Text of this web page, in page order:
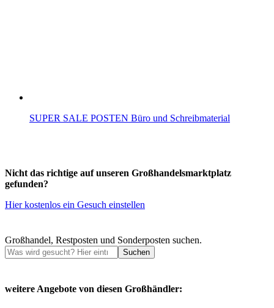
SUPER SALE POSTEN Büro und Schreibmaterial
Nicht das richtige auf unseren Großhandelsmarktplatz
gefunden?
Hier kostenlos ein Gesuch einstellen
Großhandel, Restposten und Sonderposten suchen.
Suchen
weitere Angebote von diesen Großhändler: